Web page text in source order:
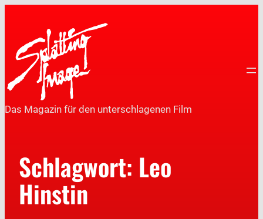
Das Magazin für den unterschlagenen Film
Schlagwort: Leo
Hinstin